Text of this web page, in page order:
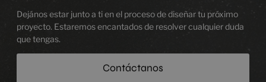
Dejános estar junto a ti en el proceso de diseñar tu próximo
proyecto. Estaremos encantados de resolver cualquier duda
que tengas.
Contáctanos